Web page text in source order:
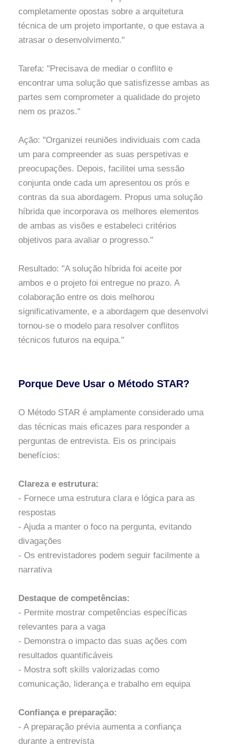
completamente opostas sobre a arquitetura
técnica de um projeto importante, o que estava a
atrasar o desenvolvimento."
Tarefa: "Precisava de mediar o conflito e
encontrar uma solução que satisfizesse ambas as
partes sem comprometer a qualidade do projeto
nem os prazos."
Ação: "Organizei reuniões individuais com cada
um para compreender as suas perspetivas e
preocupações. Depois, facilitei uma sessão
conjunta onde cada um apresentou os prós e
contras da sua abordagem. Propus uma solução
híbrida que incorporava os melhores elementos
de ambas as visões e estabeleci critérios
objetivos para avaliar o progresso."
Resultado: "A solução híbrida foi aceite por
ambos e o projeto foi entregue no prazo. A
colaboração entre os dois melhorou
significativamente, e a abordagem que desenvolvi
tornou-se o modelo para resolver conflitos
técnicos futuros na equipa."
Porque Deve Usar o Método STAR?
O Método STAR é amplamente considerado uma
das técnicas mais eficazes para responder a
perguntas de entrevista. Eis os principais
benefícios:
Clareza e estrutura:
- Fornece uma estrutura clara e lógica para as
respostas
- Ajuda a manter o foco na pergunta, evitando
divagações
- Os entrevistadores podem seguir facilmente a
narrativa
Destaque de competências:
- Permite mostrar competências específicas
relevantes para a vaga
- Demonstra o impacto das suas ações com
resultados quantificáveis
- Mostra soft skills valorizadas como
comunicação, liderança e trabalho em equipa
Confiança e preparação:
- A preparação prévia aumenta a confiança
durante a entrevista